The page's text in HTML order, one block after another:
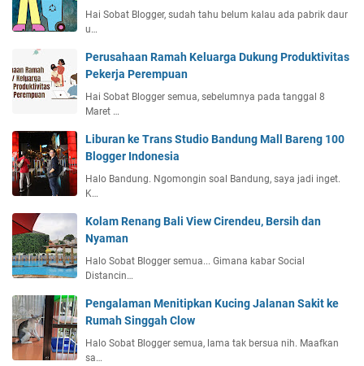
Hai Sobat Blogger, sudah tahu belum kalau ada pabrik daur
u…
Perusahaan Ramah Keluarga Dukung Produktivitas
Pekerja Perempuan
Hai Sobat Blogger semua, sebelumnya pada tanggal 8
Maret …
Liburan ke Trans Studio Bandung Mall Bareng 100
Blogger Indonesia
Halo Bandung. Ngomongin soal Bandung, saya jadi inget.
K…
Kolam Renang Bali View Cirendeu, Bersih dan
Nyaman
Halo Sobat Blogger semua... Gimana kabar Social
Distancin…
Pengalaman Menitipkan Kucing Jalanan Sakit ke
Rumah Singgah Clow
Halo Sobat Blogger semua, lama tak bersua nih. Maafkan
sa…